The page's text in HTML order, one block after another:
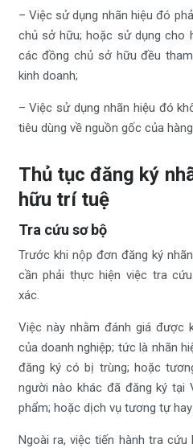
– Việc sử dụng nhãn hiệu đó
chủ sở hữu; hoặc sử dụng cho
các đồng chủ sở hữu đều
kinh doanh;
– Việc sử dụng nhãn hiệu đó
tiêu dùng về nguồn gốc của
Thủ tục đăng ký
hữu trí tuệ
Tra cứu sơ bộ
Trước khi nộp đơn đăng ký
cần phải thực hiện việc tra
xác.
Việc này nhằm đánh giá được
của doanh nghiệp; tức là nhãn
đăng ký có bị trùng; hoặc
người nào khác đã đăng ký tại
phẩm; hoặc dịch vụ tương tự
Ngoài ra, việc tiến hành tra cứu